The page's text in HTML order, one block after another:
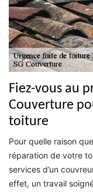
Fiez-vous au
Couverture
toiture
Pour quelle raison
réparation de votre
services d’un
effet, un travail